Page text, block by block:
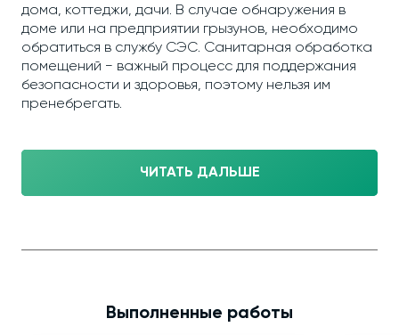
дома, коттеджи, дачи. В случае обнаружения в
доме или на предприятии грызунов, необходимо
обратиться в службу СЭС. Санитарная обработка
помещений − важный процесс для поддержания
безопасности и здоровья, поэтому нельзя им
пренебрегать.
ЧИТАТЬ ДАЛЬШЕ
Выполненные работы